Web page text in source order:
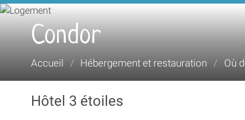
Tagliata
Condor
Vous
Accueil / Hébergement et restauration / Où
Hôtel 3 étoiles